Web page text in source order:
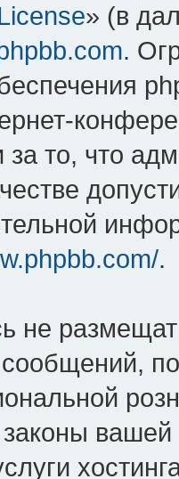
» (в
.
за то, что
.
не
сообщений,